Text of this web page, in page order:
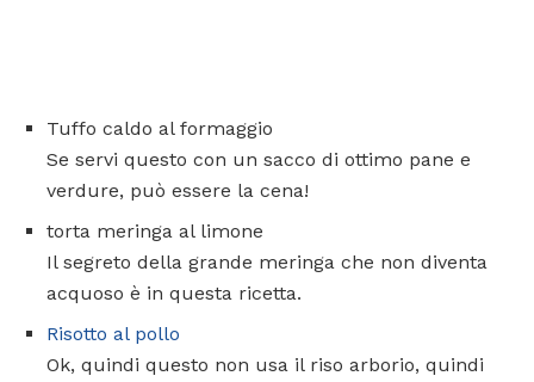
Tuffo caldo al formaggio
Se servi questo con un sacco di ottimo pane e
verdure, può essere la cena!
torta meringa al limone
Il segreto della grande meringa che non diventa
acquoso è in questa ricetta.
Risotto al pollo
Ok, quindi questo non usa il riso arborio, quindi